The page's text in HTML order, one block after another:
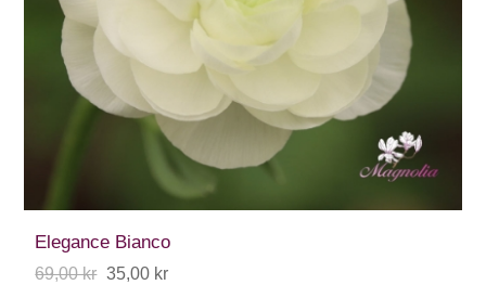
Elegance Bianco
69,00 kr 35,00 kr